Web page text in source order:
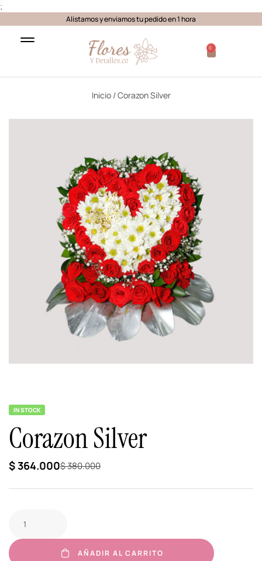
;
Alistamos y enviamos tu pedido en 1 hora
0
Inicio/ Corazon Silver
IN STOCK
Corazon Silver
$380.000
$364.000
AÑADIR AL CARRITO